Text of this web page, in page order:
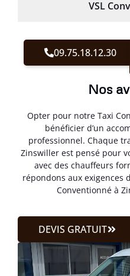
VSL
09.75.18.12.30
Nos
Opter pour notre Taxi
bénéficier d’un
professionnel. Chaque
Zinswiller est pensé pour
avec des chauffeurs
répondons aux exigences
Conventionné à
DEVIS GRATUIT